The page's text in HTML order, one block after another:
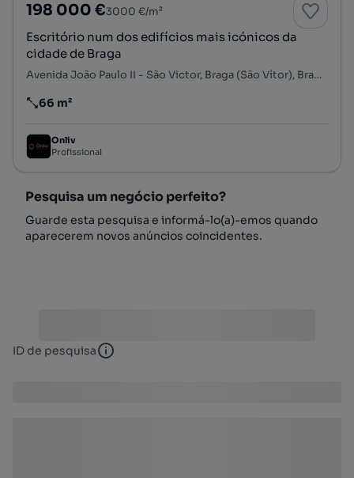
198 000 €3000 €/m²
Escritório num dos edifícios mais icónicos da
cidade de Braga
Avenida João Paulo II - São Victor, Braga (São Vítor), Braga, Braga
Preço por metro quadrado
66 m²
Onliv
Profissional
Pesquisa um negócio perfeito?
Guarde esta pesquisa e informá-lo(a)-emos quando
aparecerem novos anúncios coincidentes.
ID de pesquisa ID de pesquisa